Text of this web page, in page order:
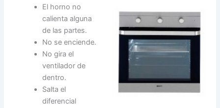
El horno no
calienta alguna
de las partes.
No se enciende.
No gira el
ventilador de
dentro.
Salta el
diferencial